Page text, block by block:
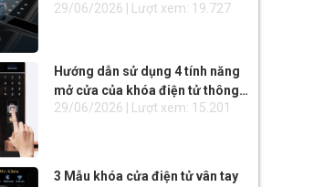
29/06/2026 | Lượt xem: 19.727
Hướng dẫn sử dụng 4 tính năng
mở cửa của khóa điện tử thông
minh
29/06/2026 | Lượt xem: 15.201
3 Mẫu khóa cửa điện tử vân tay